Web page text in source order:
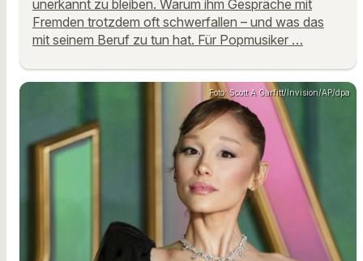
unerkannt zu bleiben. Warum ihm Gespräche mit
Fremden trotzdem oft schwerfallen – und was das
mit seinem Beruf zu tun hat. Für Popmusiker …
Foto: Scott A Garfitt/Invision/AP/dpa